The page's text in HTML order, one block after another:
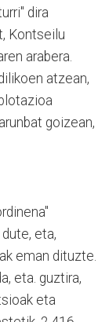
dira
Kontseilu
arabera.
atzean,
goizean,
eta,
eman dituzte.
eta. guztira,
eta